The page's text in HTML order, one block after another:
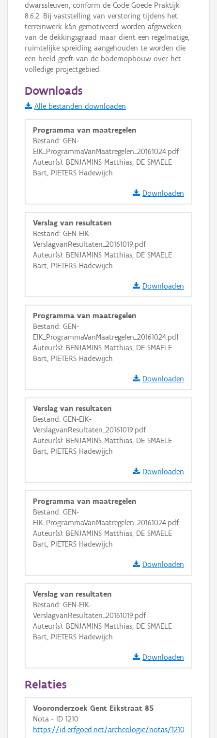
Basis Lagen
OSM-Basiskaart
Ortho
GRB-Basiskaart
GRB-Basiskaart in grijswaarden
dwarssleuven, conform de Code Goede Praktijk
8.6.2. Bij vaststelling van verstoring tijdens het
terreinwerk kán gemotiveerd worden afgeweken
van de dekkingsgraad maar dient een regelmatige,
ruimtelijke spreiding aangehouden te worden die
een beeld geeft van de bodemopbouw over het
volledige projectgebied.
Downloads
Alle bestanden downloaden
Programma van maatregelen
Bestand: GEN-
EIK_ProgrammaVanMaatregelen_20161024.pdf
Auteur(s): BENJAMINS Matthias, DE SMAELE
Bart, PIETERS Hadewijch
Downloaden
Verslag van resultaten
Bestand: GEN-EIK-
VerslagvanResultaten_20161019.pdf
Auteur(s): BENJAMINS Matthias, DE SMAELE
Bart, PIETERS Hadewijch
Downloaden
Programma van maatregelen
Bestand: GEN-
EIK_ProgrammaVanMaatregelen_20161024.pdf
Auteur(s): BENJAMINS Matthias, DE SMAELE
Bart, PIETERS Hadewijch
Downloaden
Verslag van resultaten
Bestand: GEN-EIK-
VerslagvanResultaten_20161019.pdf
Auteur(s): BENJAMINS Matthias, DE SMAELE
Bart, PIETERS Hadewijch
Downloaden
Programma van maatregelen
Bestand: GEN-
EIK_ProgrammaVanMaatregelen_20161024.pdf
Auteur(s): BENJAMINS Matthias, DE SMAELE
Bart, PIETERS Hadewijch
Downloaden
Verslag van resultaten
Bestand: GEN-EIK-
VerslagvanResultaten_20161019.pdf
Auteur(s): BENJAMINS Matthias, DE SMAELE
Bart, PIETERS Hadewijch
Downloaden
Relaties
Vooronderzoek Gent Eikstraat 85
Nota - ID 1210
https://id.erfgoed.net/archeologie/notas/1210